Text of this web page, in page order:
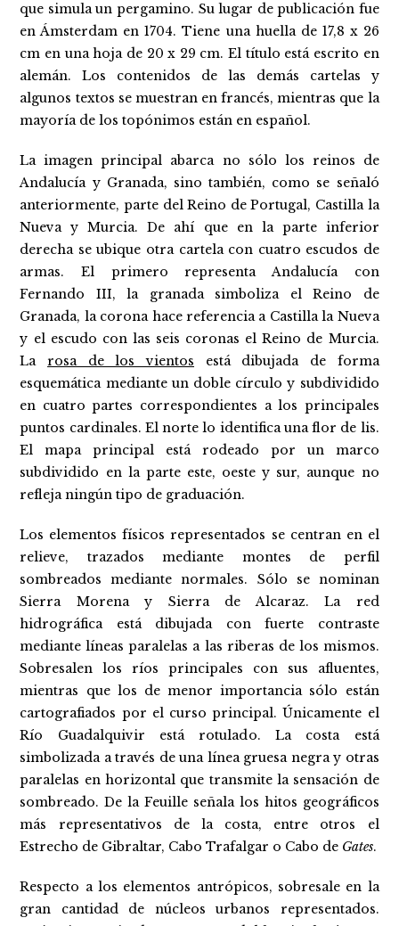
que simula un pergamino. Su lugar de publicación fue
en Ámsterdam en 1704. Tiene una huella de 17,8 x 26
cm en una hoja de 20 x 29 cm. El título está escrito en
alemán. Los contenidos de las demás cartelas y
algunos textos se muestran en francés, mientras que la
mayoría de los topónimos están en español.
La imagen principal abarca no sólo los reinos de
Andalucía y Granada, sino también, como se señaló
anteriormente, parte del Reino de Portugal, Castilla la
Nueva y Murcia. De ahí que en la parte inferior
derecha se ubique otra cartela con cuatro escudos de
armas. El primero representa Andalucía con
Fernando III, la granada simboliza el Reino de
Granada, la corona hace referencia a Castilla la Nueva
y el escudo con las seis coronas el Reino de Murcia.
Larosa de los vientos está dibujada de forma
esquemática mediante un doble círculo y subdividido
en cuatro partes correspondientes a los principales
puntos cardinales. El norte lo identifica una flor de lis.
El mapa principal está rodeado por un marco
subdividido en la parte este, oeste y sur, aunque no
refleja ningún tipo de graduación.
Los elementos físicos representados se centran en el
relieve, trazados mediante montes de perfil
sombreados mediante normales. Sólo se nominan
Sierra Morena y Sierra de Alcaraz. La red
hidrográfica está dibujada con fuerte contraste
mediante líneas paralelas a las riberas de los mismos.
Sobresalen los ríos principales con sus afluentes,
mientras que los de menor importancia sólo están
cartografiados por el curso principal. Únicamente el
Río Guadalquivir está rotulado. La costa está
simbolizada a través de una línea gruesa negra y otras
paralelas en horizontal que transmite la sensación de
sombreado. De la Feuille señala los hitos geográficos
más representativos de la costa, entre otros el
Estrecho de Gibraltar, Cabo Trafalgar o Cabo de Gates.
Respecto a los elementos antrópicos, sobresale en la
gran cantidad de núcleos urbanos representados.